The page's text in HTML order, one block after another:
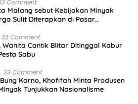
Comment
Malang sebut Kebijakan Minyak
Sulit Diterapkan di Pasar
33 Comment
Wanita Cantik Blitar Ditinggal Kabur
Sabu
33 Comment
Karno, Khofifah Minta Produsen
Tunjukkan Nasionalisme